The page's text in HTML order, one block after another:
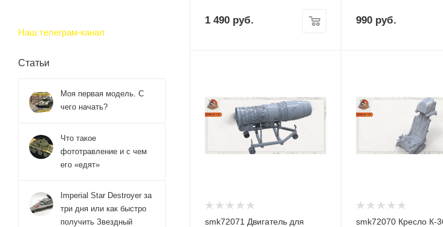
1 490 руб. 990 руб.
smk72071 Двигатель для
smk72070 Кресло К-
Наш телеграм-канал
Статьи
Моя первая модель. С
чего начать?
Что такое
фототравление и с чем
его «едят»
Imperial Star Destroyer за
три дня или как быстро
получить Звездный